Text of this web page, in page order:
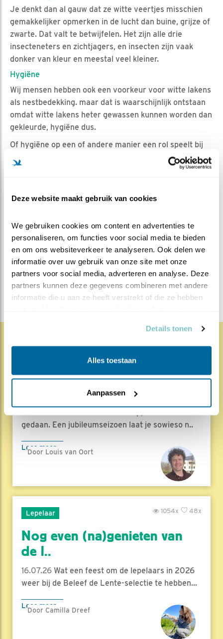
Deze website maakt gebruik van cookies
We gebruiken cookies om content en advertenties te
personaliseren, om functies voor social media te bieden
en om ons websiteverkeer te analyseren. Ook delen we
informatie over uw gebruik van onze site met onze
partners voor social media, adverteren en analyse. Deze
partners kunnen deze gegevens combineren met andere
informatie die u aan ze heeft verstrekt of die ze hebben
Details tonen
Alles toestaan
Aanpassen
Je denkt dan al gauw dat ze witte veertjes misschien
gemakkelijker opmerken in de lucht dan buine, grijze of
zwarte. Dat valt te betwijfelen. Het zijn alle drie
insecteneters en zichtjagers, en insecten zijn vaak
donker van kleur en meestal veel kleiner.
Hygiëne
Wij mensen hebben ook een voorkeur voor witte lakens
als nestbedekking. maar dat is waarschijnlijk ontstaan
omdat witte lakens heter gewassen kunnen worden dan
gekleurde, hygiëne dus.
Of hygiëne op een of andere manier een rol speelt bij
de keuze voor witte veertjes bij de zwaluwen......? Wie
het weet mag het zeggen.
MEER OVER
Huiszwaluw
Alle Beleef de
Lente blogs
DEEL DIT BERICHT
Herleef de Lente: de vele
gedaan. Een jubileumseizoen laat je sowieso n..
Lees meer
Door Louis van Oort
Lepelaar 48x
1054x
Nog even (na)genieten van
de l..
16.07.26 Wat een feest om de lepelaars in 2026
weer bij de Beleef de Lente-selectie te hebben...
Lees meer
Door Camilla Dreef